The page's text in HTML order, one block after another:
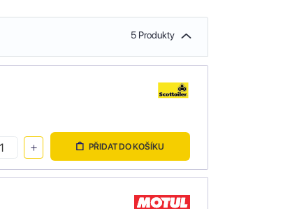
5 Produkty
PŘIDAT DO KOŠÍKU